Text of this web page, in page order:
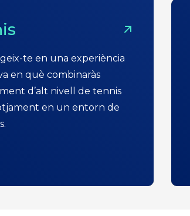
te en una experiència
en què combinaràs
d’alt nivell de tennis
en un entorn de